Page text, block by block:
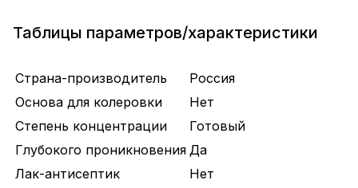
Таблицы параметров/характеристики
Страна-производитель
Россия
Основа для колеровки
Нет
Степень концентрации
Готовый
Глубокого проникновения Да
Лак-антисептик
Нет